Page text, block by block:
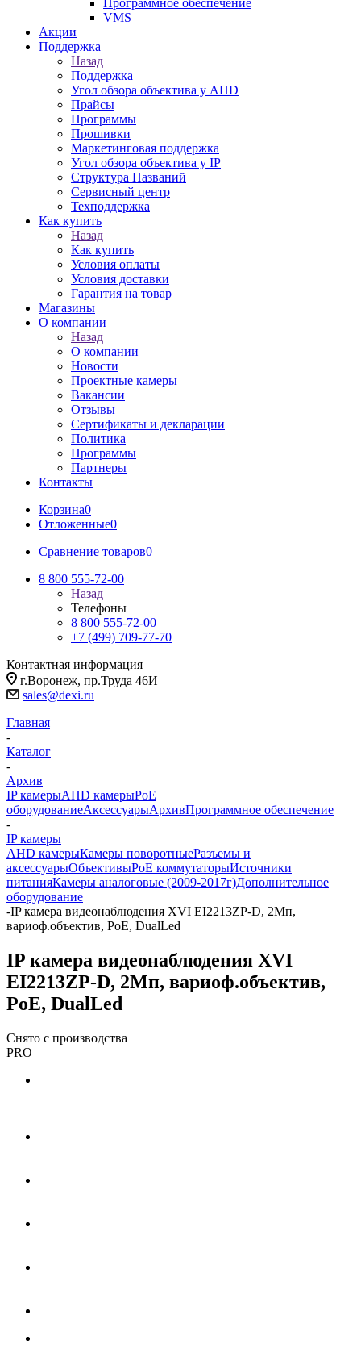
Программное обеспечение
VMS
Акции
Поддержка
Назад
Поддержка
Угол обзора объектива у AHD
Прайсы
Программы
Прошивки
Маркетинговая поддержка
Угол обзора объектива у IP
Структура Названий
Сервисный центр
Техподдержка
Как купить
Назад
Как купить
Условия оплаты
Условия доставки
Гарантия на товар
Магазины
О компании
Назад
О компании
Новости
Проектные камеры
Вакансии
Отзывы
Сертификаты и декларации
Политика
Программы
Партнеры
Контакты
Корзина0
Отложенные0
Сравнение товаров0
8 800 555-72-00
Назад
Телефоны
8 800 555-72-00
+7 (499) 709-77-70
Контактная информация
г.Воронеж, пр.Труда 46И
sales@dexi.ru
Главная
-
Каталог
-
Архив
IP камерыAHD камерыPoE
оборудованиеАксессуарыАрхивПрограммное обеспечение
-
IP камеры
AHD камерыКамеры поворотныеРазъемы и
аксессуарыОбъективыPoE коммутаторыИсточники
питанияКамеры аналоговые (2009-2017г)Дополнительное
оборудование
-IP камера видеонаблюдения XVI EI2213ZP-D, 2Мп,
вариоф.объектив, PoE, DualLed
IP камера видеонаблюдения XVI
EI2213ZP-D, 2Мп, вариоф.объектив,
PoE, DualLed
Снято с производства
PRO